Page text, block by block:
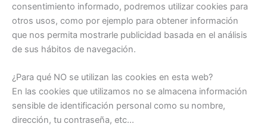
consentimiento informado, podremos utilizar cookies para
otros usos, como por ejemplo para obtener información
que nos permita mostrarle publicidad basada en el análisis
de sus hábitos de navegación.
¿Para qué NO se utilizan las cookies en esta web?
En las cookies que utilizamos no se almacena información
sensible de identificación personal como su nombre,
dirección, tu contraseña, etc...